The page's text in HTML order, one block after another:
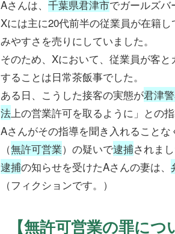
Aさんは、 千葉県君津市でガールズバ
Xには主に20代前半の従業員が在籍
みやすさを売りにしていました。
そのため、Xにおいて、従業員が客
することは日常茶飯事でした。
ある日、こうした接客の実態が君津
法 上の営業許可を取るように」との
Aさんがその指導を聞き入れること
（無許可営業）の疑いで逮捕されまし
逮捕の知らせを受けたAさんの妻は、
（フィクションです。）
【無許可営業の罪につ